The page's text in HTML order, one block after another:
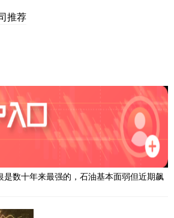
推荐
是数十年来最强的，石油基本面弱但近期飙